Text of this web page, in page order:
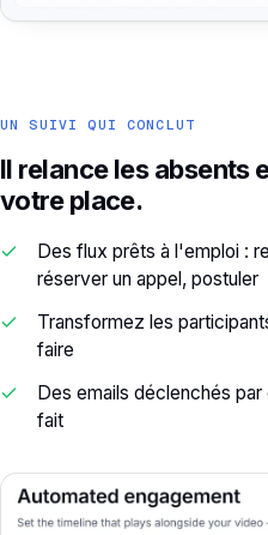
UN SUIVI QUI CONCLUT
Il relance les absents
votre place.
Des flux prêts à l'emploi :
réserver un appel, postuler
Transformez les
faire
Des emails déclenchés
fait
Analytique